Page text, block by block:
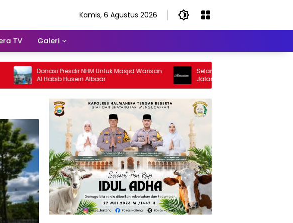
Kamis, 6 Agustus 2026
TV Galeri
Donasi Presdir NHM Untuk Masjid Warisan
Al Habib Husein Albaar
Selamat Jalan Sang Inspirator,
Jalan Abangku Yuslam Idris